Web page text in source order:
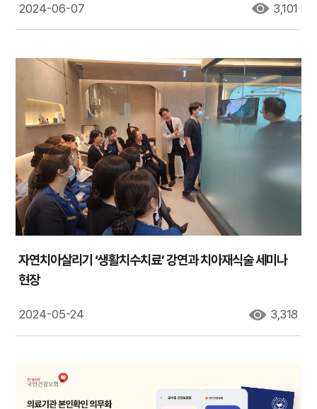
2024-06-07 3,101
자연치아살리기 ‘생활치수치료’ 강연과 치아재식술 세미나
현장
2024-05-24 3,318